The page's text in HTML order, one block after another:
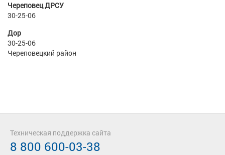
Череповец ДРСУ
30-25-06
Дор
30-25-06
Череповецкий район
Техническая поддержка сайта
8 800 600-03-38